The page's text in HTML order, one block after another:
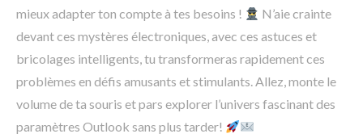
mieux adapter ton compte à tes besoins !
N’aie crainte
devant ces mystères électroniques, avec ces astuces et
bricolages intelligents, tu transformeras rapidement ces
problèmes en défis amusants et stimulants. Allez, monte le
volume de ta souris et pars explorer l’univers fascinant des
paramètres Outlook sans plus tarder!